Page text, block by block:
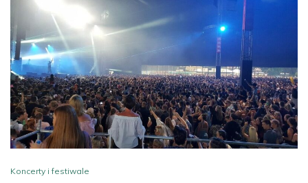
Koncerty i festiwale